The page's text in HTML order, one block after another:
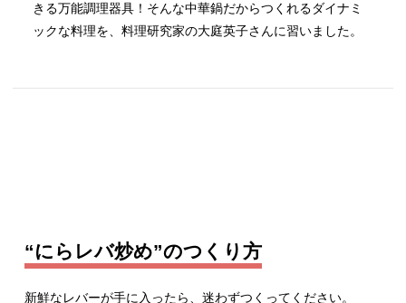
きる万能調理器具！そんな中華鍋だからつくれるダイナミ
ックな料理を、料理研究家の大庭英子さんに習いました。
“にらレバ炒め”のつくり方
新鮮なレバーが手に入ったら、迷わずつくってください。